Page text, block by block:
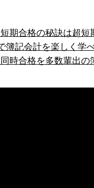
期合格の秘訣は超
簿記会計を楽しく学
時合格を多数輩出